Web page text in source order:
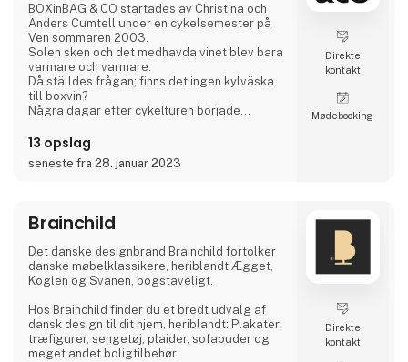
BOXinBAG & CO startades av Christina och
Anders Cumtell under en cykelsemester på
Ven sommaren 2003.
Solen sken och det medhavda vinet blev bara
varmare och varmare.
Då ställdes frågan; finns det ingen kylväska
till boxvin?
Några dagar efter cykelturen började
en prototyp satte fart och snart var
produktionen igång. Våren 2004 blev
kylväskan mönsterskyddad och fick namnet
inom restaurangbranschen och kände att det
konsumenter. Kylväskan för boxvin är än ida
13 opslag
seneste fra 28. januar 2023
Direkte
kontakt
Møde­booking
Brainchild
Det danske designbrand Brainchild fortolker
danske møbelklassikere, heriblandt Ægget,
Koglen og Svanen, bogstaveligt.
Hos Brainchild finder du et bredt udvalg af
dansk design til dit hjem, heriblandt: Plakater,
træfigurer, sengetøj, plaider, sofapuder og
meget andet boligtilbehør.
Direkte
kontakt